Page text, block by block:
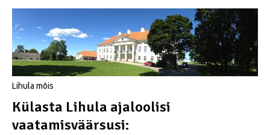
Lihula mõis
Külasta Lihula ajaloolisi
vaatamisväärsusi: